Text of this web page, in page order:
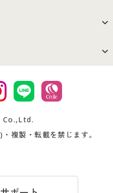
会社案内
サイトマップ
お支払は
忘れの場合
複製・転載を禁じます。